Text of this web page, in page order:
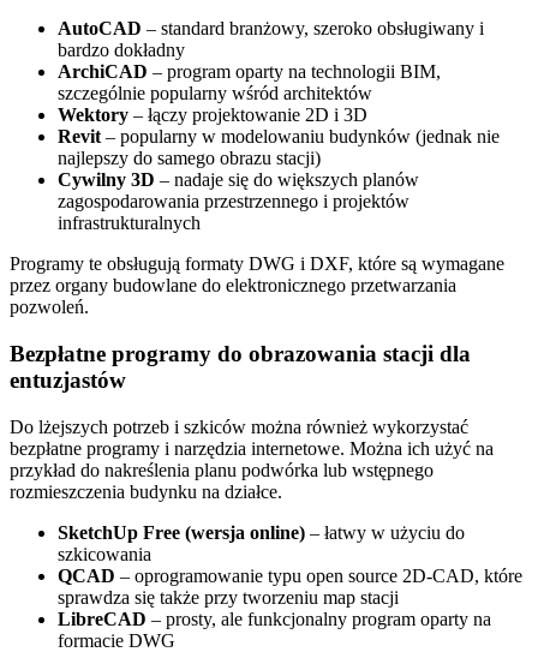
AutoCAD – standard branżowy, szeroko obsługiwany i
bardzo dokładny
ArchiCAD – program oparty na technologii BIM,
szczególnie popularny wśród architektów
Wektory – łączy projektowanie 2D i 3D
Revit – popularny w modelowaniu budynków (jednak nie
najlepszy do samego obrazu stacji)
Cywilny 3D – nadaje się do większych planów
zagospodarowania przestrzennego i projektów
infrastrukturalnych
Programy te obsługują formaty DWG i DXF, które są wymagane
przez organy budowlane do elektronicznego przetwarzania
pozwoleń.
Bezpłatne programy do obrazowania stacji dla
entuzjastów
Do lżejszych potrzeb i szkiców można również wykorzystać
bezpłatne programy i narzędzia internetowe. Można ich użyć na
przykład do nakreślenia planu podwórka lub wstępnego
rozmieszczenia budynku na działce.
SketchUp Free (wersja online) – łatwy w użyciu do
szkicowania
QCAD – oprogramowanie typu open source 2D-CAD, które
sprawdza się także przy tworzeniu map stacji
LibreCAD – prosty, ale funkcjonalny program oparty na
formacie DWG